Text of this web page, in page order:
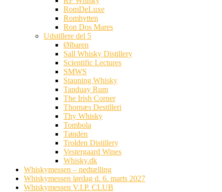
RomDeLuxe
Romhytten
Ron Dos Mares
Udstillere del 5
Ølbaren
Sall Whisky Distillery
Scientific Lectures
SMWS
Stauning Whisky
Tanduay Rum
The Irish Corner
Thornæs Destilleri
Thy Whisky
Tombola
Tønden
Trolden Distillery
Vestergaard Wines
Whisky.dk
Whiskymessen – nedtælling
Whiskymessen lørdag d. 6. marts 2027
Whiskymessen V.I.P. CLUB